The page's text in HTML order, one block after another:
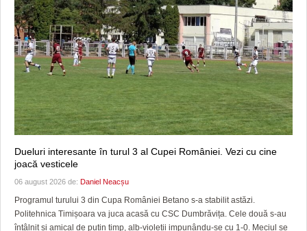
Dueluri interesante în turul 3 al Cupei României. Vezi cu cine
joacă vesticele
06 august 2026 de: Daniel Neacșu
Programul turului 3 din Cupa României Betano s-a stabilit astăzi.
Politehnica Timișoara va juca acasă cu CSC Dumbrăvița. Cele două s-au
întâlnit și amical de puțin timp, alb-violeții impunându-se cu 1-0. Meciul se